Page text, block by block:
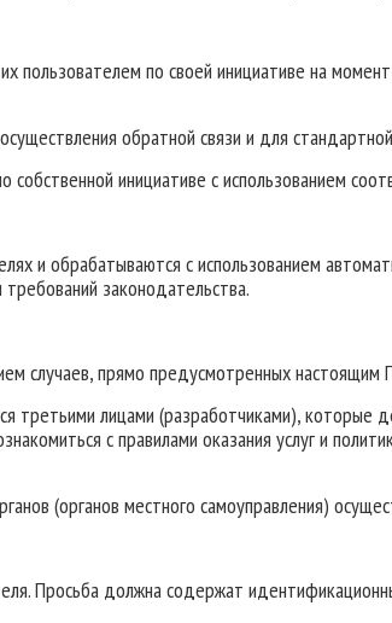
по своей инициативе на
обратной связи и для
инициативе с использованием
и обрабатываются с использованием
законодательства.
случаев, прямо предусмотренных настоящим
лицами (разработчиками), которые
с правилами оказания услуг и
(органов местного самоуправления)
Просьба должна содержат